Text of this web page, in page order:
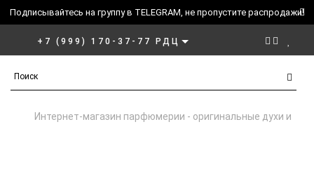
Подписывайтесь на группу в TELEGRAM, не пропустите распродажи!
+7 (999) 170-37-77 РДЦ